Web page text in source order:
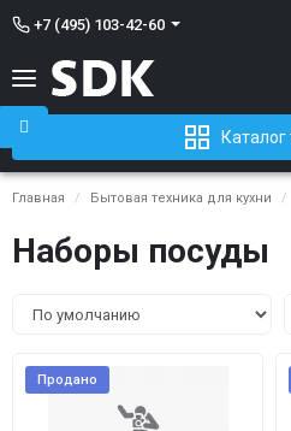
+7 (495) 103-42-60
Каталог
Главная Бытовая техника для кухни
Наборы посуды
Продано